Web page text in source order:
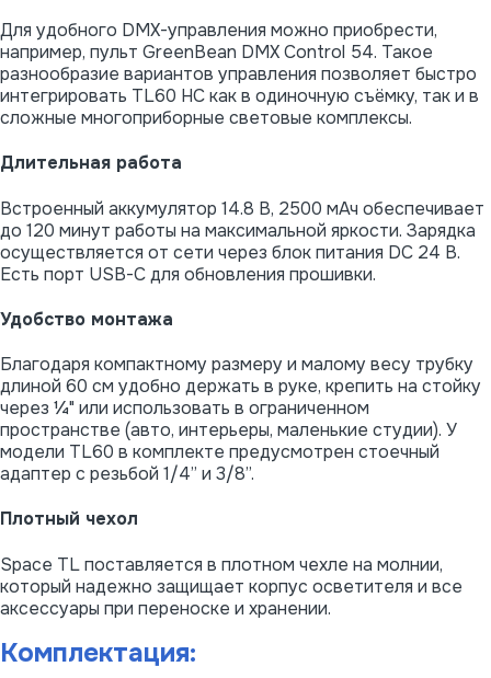
Для удобного DMX-управления можно приобрести,
например, пульт GreenBean DMX Control 54. Такое
разнообразие вариантов управления позволяет быстро
интегрировать TL60 HC как в одиночную съёмку, так и в
сложные многоприборные световые комплексы.
Длительная работа
Встроенный аккумулятор 14.8 В, 2500 мАч обеспечивает
до 120 минут работы на максимальной яркости. Зарядка
осуществляется от сети через блок питания DC 24 В.
Есть порт USB-C для обновления прошивки.
Удобство монтажа
Благодаря компактному размеру и малому весу трубку
длиной 60 см удобно держать в руке, крепить на стойку
через ¼" или использовать в ограниченном
пространстве (авто, интерьеры, маленькие студии). У
модели TL60 в комплекте предусмотрен стоечный
адаптер с резьбой 1/4” и 3/8”.
Плотный чехол
Space TL поставляется в плотном чехле на молнии,
который надежно защищает корпус осветителя и все
аксессуары при переноске и хранении.
Комплектация: